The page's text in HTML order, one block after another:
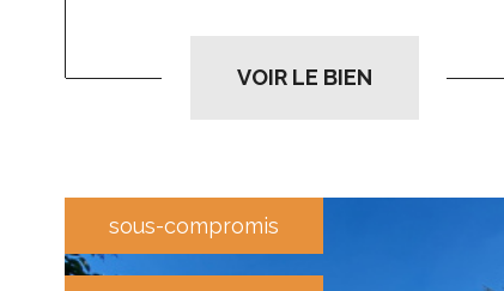
VOIR LE BIEN
sous-compromis